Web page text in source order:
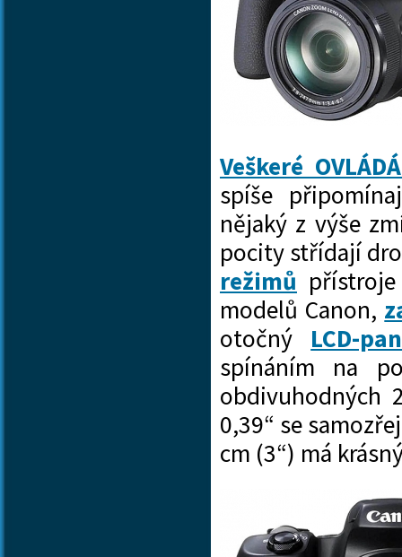
Veškeré
spíše
nějaký z výše
pocity střídají
režimů
modelů Canon,
otočný LCD-
spínáním na
obdivuhodných
0,39“ se
cm (3“) má